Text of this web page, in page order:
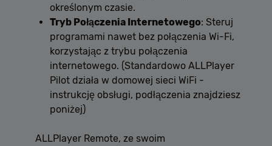
określonym czasie.
Tryb Połączenia Internetowego: Steruj
programami nawet bez połączenia Wi-Fi,
korzystając z trybu połączenia
internetowego. (Standardowo ALLPlayer
Pilot działa w domowej sieci WiFi -
instrukcję obsługi, podłączenia znajdziesz
poniżej)
ALLPlayer Remote, ze swoim